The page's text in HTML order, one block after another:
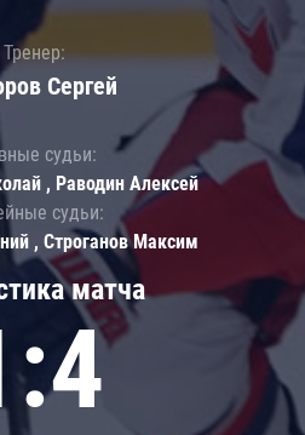
матча
Тренер:
Сергей
судьи:
, Раводин Алексей
судьи:
, Строганов Максим